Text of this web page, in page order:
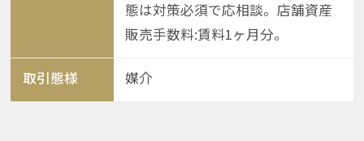
態は対策必須で応相談。店舗資産
販売手数料:賃料1ヶ月分。
取引態様 媒介